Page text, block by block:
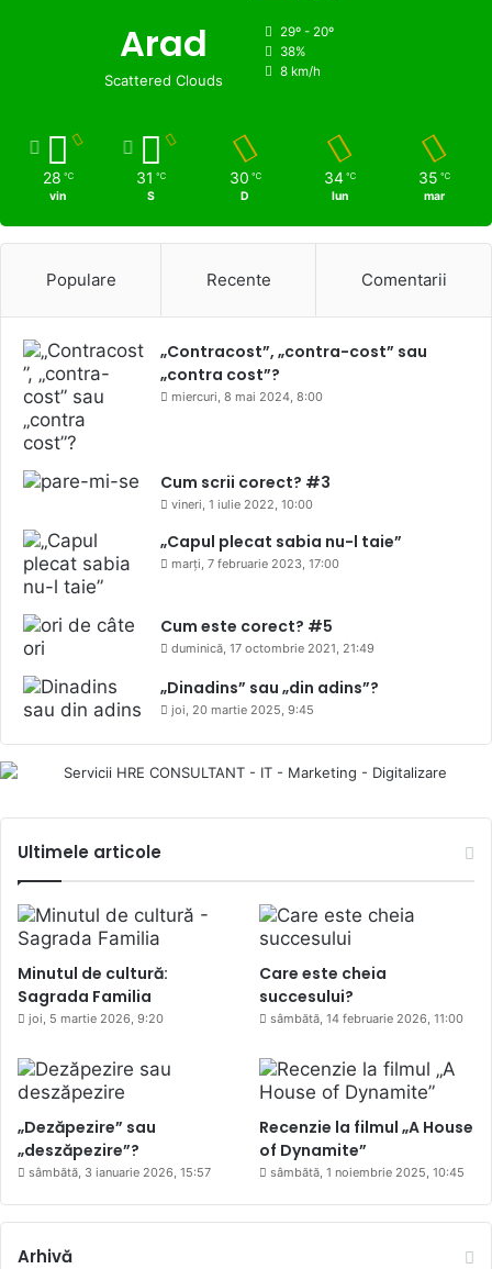
Arad
Scattered Clouds
29º - 20º
38%
8 km/h
28 ℃
vin
31 ℃
S
30 ℃
D
34 ℃
lun
35 ℃
mar
Populare Recente Comentarii
„Contracost”, „contra-cost” sau
„contra cost”?
miercuri, 8 mai 2024, 8:00
Cum scrii corect? #3
vineri, 1 iulie 2022, 10:00
„Capul plecat sabia nu-l taie”
marți, 7 februarie 2023, 17:00
Cum este corect? #5
duminică, 17 octombrie 2021, 21:49
„Dinadins” sau „din adins”?
joi, 20 martie 2025, 9:45
Ultimele articole
Minutul de cultură:
Sagrada Familia
joi, 5 martie 2026, 9:20
Care este cheia
succesului?
sâmbătă, 14 februarie 2026, 11:00
„Dezăpezire” sau
„deszăpezire”?
sâmbătă, 3 ianuarie 2026, 15:57
Recenzie la filmul „A House
of Dynamite”
sâmbătă, 1 noiembrie 2025, 10:45
Arhivă